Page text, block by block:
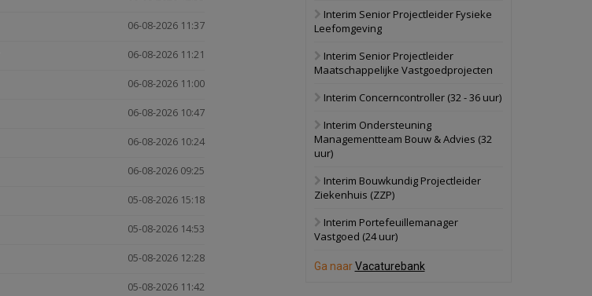
06-08-2026 11:37
06-08-2026 11:21
06-08-2026 11:00
06-08-2026 10:47
06-08-2026 10:24
06-08-2026 09:25
05-08-2026 15:18
05-08-2026 14:53
05-08-2026 12:28
05-08-2026 11:42
28 september 2026
Grootschalig
bedrijventerrein
Bekijk
Schuinesloot
27 augustus 2026 Binnenvaartschip
17 september 2026
17 september 2026
Voormalig
Interim Senior Projectleider Fysieke
Leefomgeving
Interim Senior Projectleider
Maatschappelijke Vastgoedprojecten
Interim Concerncontroller (32 - 36 uur)
Interim Ondersteuning
Managementteam Bouw & Advies (32
uur)
Interim Bouwkundig Projectleider
Ziekenhuis (ZZP)
Interim Portefeuillemanager
Vastgoed (24 uur)
Ga naarVacaturebank